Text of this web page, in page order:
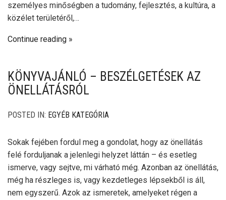
személyes minőségben a tudomány, fejlesztés, a kultúra, a
közélet területéről,…
Continue reading
KÖNYVAJÁNLÓ – BESZÉLGETÉSEK AZ
ÖNELLÁTÁSRÓL
POSTED IN: EGYÉB KATEGÓRIA
Sokak fejében fordul meg a gondolat, hogy az önellátás
felé forduljanak a jelenlegi helyzet láttán – és esetleg
ismerve, vagy sejtve, mi várható még. Azonban az önellátás,
még ha részleges is, vagy kezdetleges lépsekből is áll,
nem egyszerű. Azok az ismeretek, amelyeket régen a